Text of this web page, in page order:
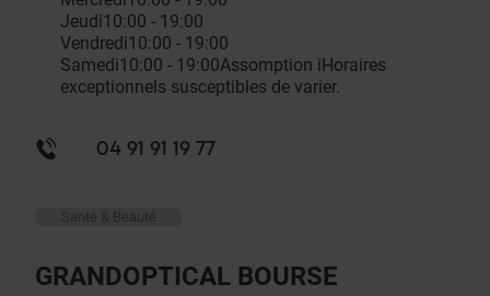
Jeudi10:00 - 19:00
Vendredi10:00 - 19:00
Samedi10:00 - 19:00Assomption i Horaires
exceptionnels susceptibles de varier.
04 91 91 19 77
Santé & Beauté
GRANDOPTICAL BOURSE